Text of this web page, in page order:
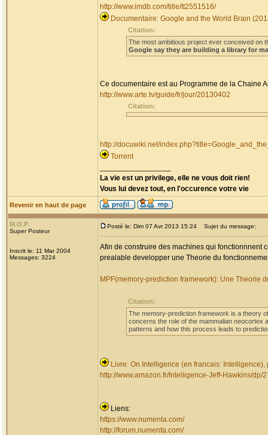
http://www.imdb.com/title/tt2551516/
Documentaire: Google and the World Brain
Citation:
The most ambitious project ever conceived on
Google say they are building a library for
Ce documentaire est au Programme de la Chaine
http://www.arte.tv/guide/fr/jour/20130402
Citation:
http://docuwiki.net/
Torrent
La vie est un privilege, elle ne vous doit rien!
Vous lui devez tout, en l'occurence votre vie
Revenir en haut de page
M.O.P.
Super Posteur
Inscrit le: 11 Mar 2004
Messages: 3224
Posté le: Dim 07 Avr 2013 15:24 Sujet du message:
Afin de construire des machines qui fonctionnnent
prealable developper une Theorie du
MPF(memory-prediction framework): Une Theorie
Citation:
The memory-prediction framework is a theory
concerns the role of the mammalian neocortex
patterns and how this process leads to
Livre: On Intelligence (en francais: Intelligence),
http://www.amazon.fr/Intelligence-Jeff-Hawkins/
Liens:
https://www.numenta.com/
http://forum.numenta.com/